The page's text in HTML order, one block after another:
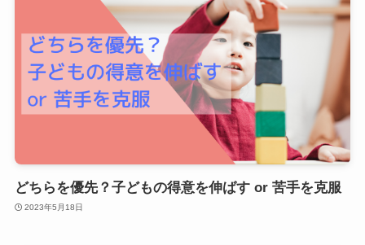
どちらを優先？子どもの得意を伸ばす or 苦手を克服
2023年5月18日